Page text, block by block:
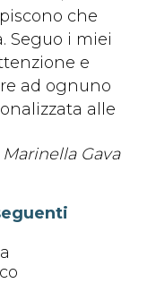
che
Seguo i miei
e
ad ognuno
alle
Marinella Gava